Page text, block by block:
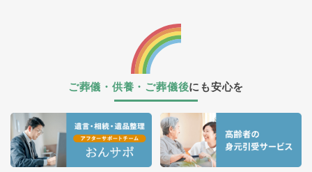
ご葬儀・供養・ご葬儀後にも安心を